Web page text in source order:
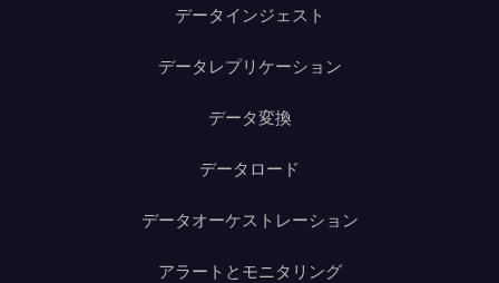
データインジェスト
データレプリケーション
データ変換
データロード
データオーケストレーション
アラートとモニタリング